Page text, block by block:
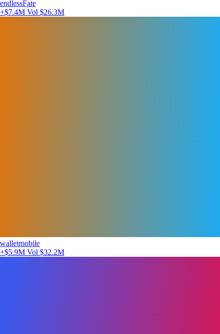
endlessFate
+$7.4M Vol $26.3M
walletmobile
+$5.9M Vol $32.2M